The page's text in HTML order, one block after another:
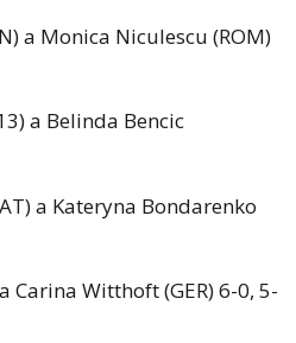
a Monica Niculescu (ROM)
a Belinda Bencic
a Kateryna Bondarenko
Carina Witthoft (GER) 6-0, 5-